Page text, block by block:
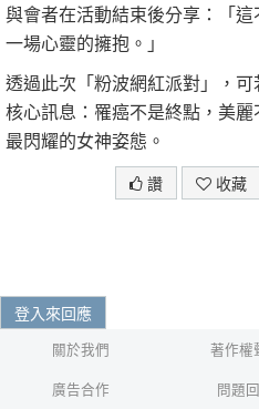
與會者在活動結束後分享：「
一場心靈的擁抱。」
透過此次「粉波網紅派對」，
核心訊息：罹癌不是終點，美
最閃耀的女神姿態。
讚 收藏
登入來回應
關於我們 著作權
廣告合作
問題